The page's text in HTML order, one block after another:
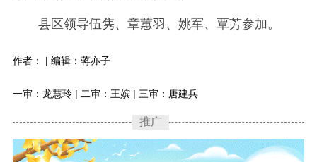
县区领导伍隽、章蕙羽、姚军、覃芳参加。
作者： | 编辑：蒋亦子
一审：龙慧玲 | 二审：王嫔 | 三审：唐建兵
推广